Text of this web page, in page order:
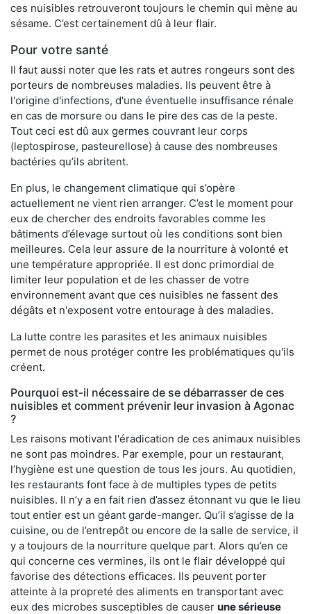
ces nuisibles retrouveront toujours le chemin qui mène au
sésame. C’est certainement dû à leur flair.
Pour votre santé
Il faut aussi noter que les rats et autres rongeurs sont des
porteurs de nombreuses maladies. Ils peuvent être à
l'origine d'infections, d'une éventuelle insuffisance rénale
en cas de morsure ou dans le pire des cas de la peste.
Tout ceci est dû aux germes couvrant leur corps
(leptospirose, pasteurellose) à cause des nombreuses
bactéries qu’ils abritent.
En plus, le changement climatique qui s’opère
actuellement ne vient rien arranger. C’est le moment pour
eux de chercher des endroits favorables comme les
bâtiments d’élevage surtout où les conditions sont bien
meilleures. Cela leur assure de la nourriture à volonté et
une température appropriée. Il est donc primordial de
limiter leur population et de les chasser de votre
environnement avant que ces nuisibles ne fassent des
dégâts et n'exposent votre entourage à des maladies.
La lutte contre les parasites et les animaux nuisibles
permet de nous protéger contre les problématiques qu'ils
créent.
Pourquoi est-il nécessaire de se débarrasser de ces
nuisibles et comment prévenir leur invasion à Agonac
?
Les raisons motivant l'éradication de ces animaux nuisibles
ne sont pas moindres. Par exemple, pour un restaurant,
l’hygiène est une question de tous les jours. Au quotidien,
les restaurants font face à de multiples types de petits
nuisibles. Il n’y a en fait rien d’assez étonnant vu que le lieu
tout entier est un géant garde-manger. Qu’il s’agisse de la
cuisine, ou de l’entrepôt ou encore de la salle de service, il
y a toujours de la nourriture quelque part. Alors qu’en ce
qui concerne ces vermines, ils ont le flair développé qui
favorise des détections efficaces. Ils peuvent porter
atteinte à la propreté des aliments en transportant avec
eux des microbes susceptibles de causer une sérieuse